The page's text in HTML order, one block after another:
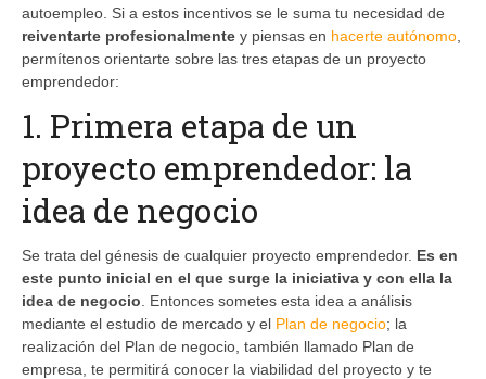
autoempleo. Si a estos incentivos se le suma tu necesidad de
reiventarte profesionalmente y piensas en hacerte autónomo
permítenos orientarte sobre las tres etapas de un proyecto
emprendedor:
1. Primera etapa de un
proyecto emprendedor: la
idea de negocio
Se trata del génesis de cualquier proyecto emprendedor. Es en
este punto inicial en el que surge la iniciativa y con ella la
idea de negocio . Entonces sometes esta idea a análisis
mediante el estudio de mercado y el Plan de negocio; la
realización del Plan de negocio, también llamado Plan de
empresa, te permitirá conocer la viabilidad del proyecto y te